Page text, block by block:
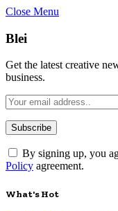
Close Menu
Blei
Get the latest creative
business.
By signing up, you
Policy agreement.
What's Hot